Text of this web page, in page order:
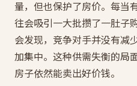
量，但也保护了房价。每当
往会吸引一大批攒了一肚子
会发现，竞争对手并没有减
加集中。这种供需失衡的局
房子依然能卖出好价钱。